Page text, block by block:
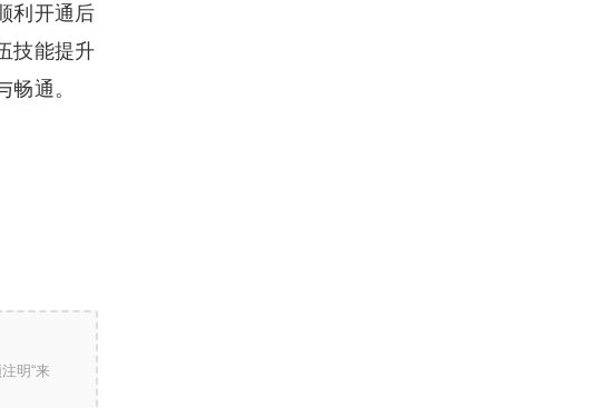
利开通后
技能提升
通。
明“来